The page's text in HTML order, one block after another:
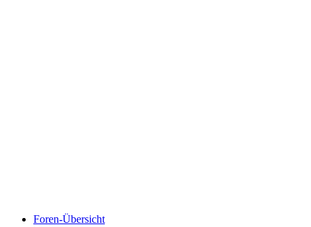
Foren-Übersicht